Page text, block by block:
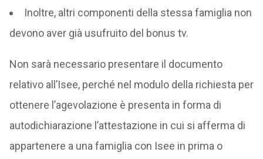
Inoltre, altri componenti della stessa famiglia non
devono aver già usufruito del bonus tv.
Non sarà necessario presentare il documento
relativo all’Isee, perché nel modulo della richiesta per
ottenere l’agevolazione è presenta in forma di
autodichiarazione l’attestazione in cui si afferma di
appartenere a una famiglia con Isee in prima o